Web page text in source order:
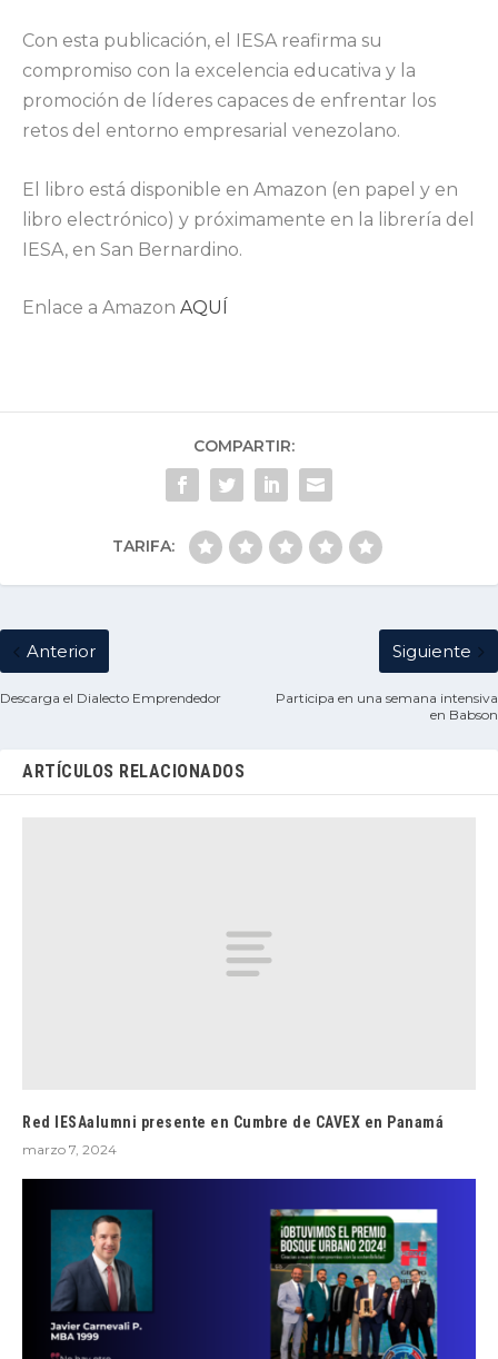
Con esta publicación, el IESA reafirma su
compromiso con la excelencia educativa y la
promoción de líderes capaces de enfrentar los
retos del entorno empresarial venezolano.
El libro está disponible en Amazon (en papel y en
libro electrónico) y próximamente en la librería del
IESA, en San Bernardino.
Enlace a Amazon AQUÍ
COMPARTIR:
TARIFA:
Anterior
Descarga el Dialecto Emprendedor
Siguiente
Participa en una semana intensiva
en Babson
ARTÍCULOS RELACIONADOS
Red IESAalumni presente en Cumbre de CAVEX en Panamá
marzo 7, 2024